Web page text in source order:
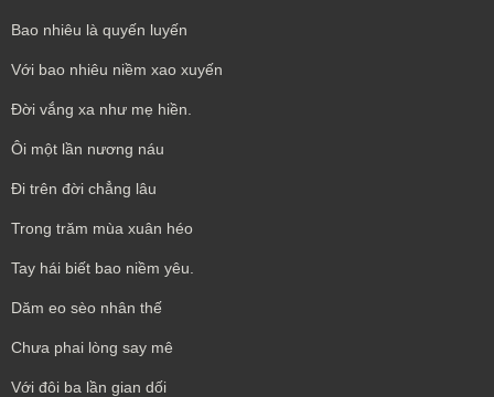
Bao nhiêu là quyến luyến
Với bao nhiêu niềm xao xuyến
Đời vắng xa như mẹ hiền.
Ôi một lần nương náu
Đi trên đời chẳng lâu
Trong trăm mùa xuân héo
Tay hái biết bao niềm yêu.
Dăm eo sèo nhân thế
Chưa phai lòng say mê
Với đôi ba lần gian dối